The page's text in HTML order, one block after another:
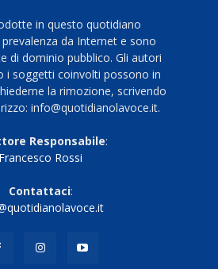
in questo quotidiano
da Internet e sono
di dominio pubblico. Gli autori
i soggetti coinvolti possono in
la rimozione, scrivendo
info@quotidianolavoce.it.
Responsabile:
Francesco Rossi
Contattaci: